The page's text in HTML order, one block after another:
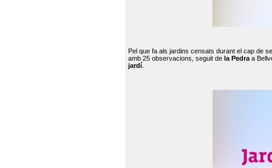
Pel que fa als jardins censats durant el cap de
amb 25 observacions, seguit de la Pedra a
jardí